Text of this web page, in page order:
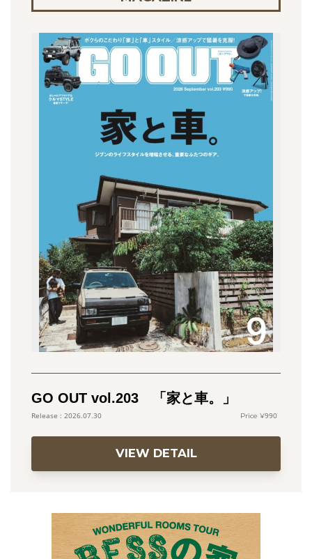
GO OUT vol.203 「家と車。」
2026.07.30 990
VIEW DETAIL